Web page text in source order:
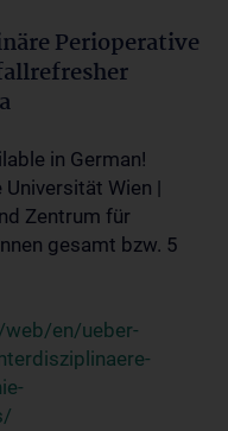
Perioperative
in German!
Wien |
Zentrum für
gesamt bzw. 5
en/ueber-